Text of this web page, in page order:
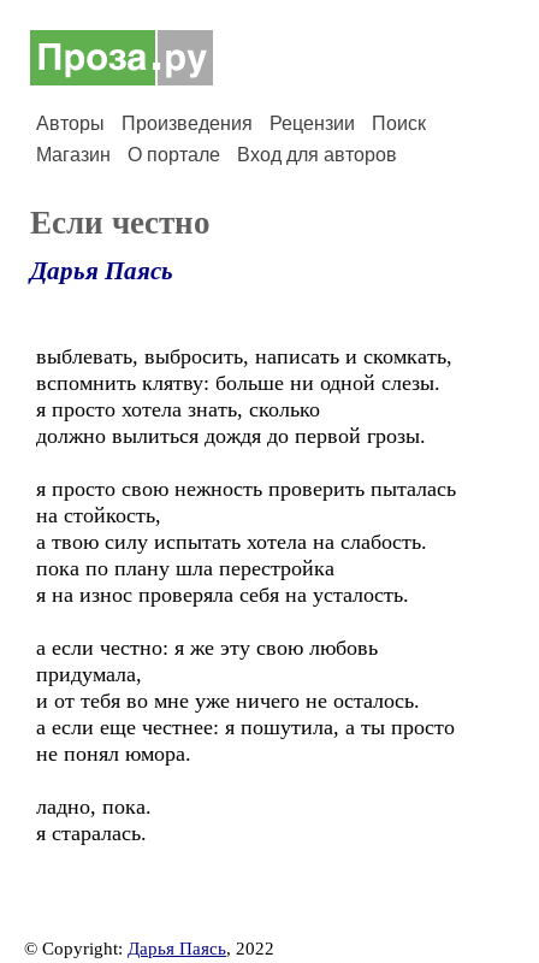
Авторы Произведения Рецензии
Поиск
Магазин
О портале Вход для авторов
Если честно
Дарья Паясь
выблевать, выбросить, написать и скомкать,
вспомнить клятву: больше ни одной слезы.
я просто хотела знать, сколько
должно вылиться дождя до первой грозы.
я просто свою нежность проверить пыталась
на стойкость,
а твою силу испытать хотела на слабость.
пока по плану шла перестройка
я на износ проверяла себя на усталость.
а если честно: я же эту свою любовь
придумала,
и от тебя во мне уже ничего не осталось.
а если еще честнее: я пошутила, а ты просто
не понял юмора.
ладно, пока.
я старалась.
© Copyright: Дарья Паясь, 2022